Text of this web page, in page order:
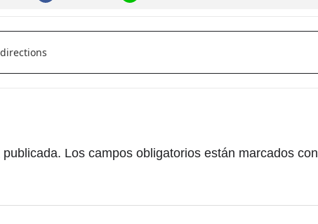
Nestter Donuts []
Los campos obligatorios están marcados con